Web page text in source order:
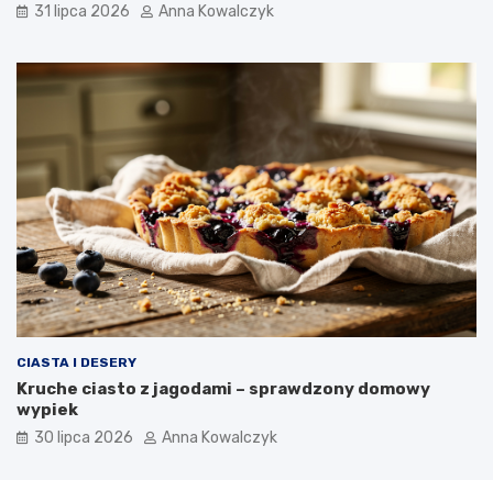
31 lipca 2026 Anna Kowalczyk
CIASTA I DESERY
Kruche ciasto z jagodami – sprawdzony domowy
wypiek
30 lipca 2026 Anna Kowalczyk